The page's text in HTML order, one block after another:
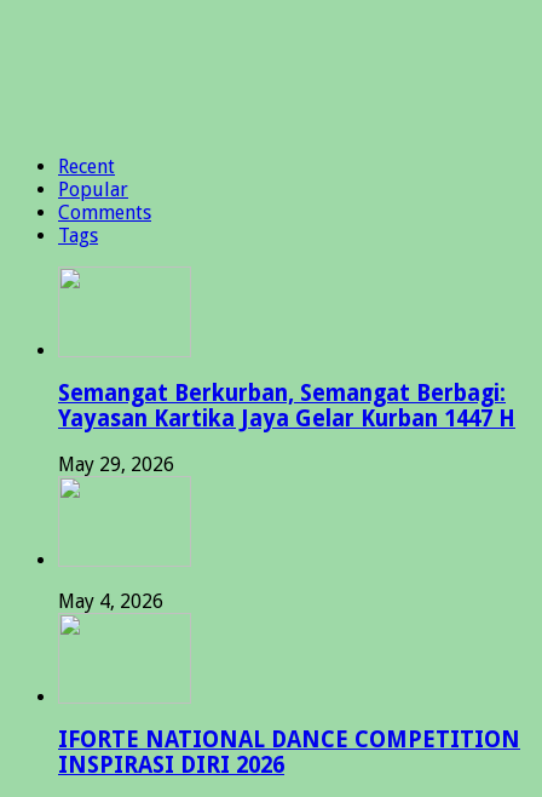
Recent
Popular
Comments
Tags
Semangat Berkurban, Semangat Berbagi:
Yayasan Kartika Jaya Gelar Kurban 1447 H
May 29, 2026
May 4, 2026
IFORTE NATIONAL DANCE COMPETITION
INSPIRASI DIRI 2026